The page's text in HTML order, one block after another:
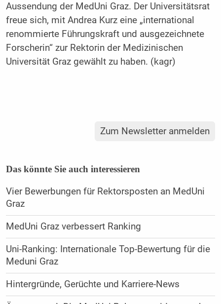
Aussendung der MedUni Graz. Der Universitätsrat
freue sich, mit Andrea Kurz eine „international
renommierte Führungskraft und ausgezeichnete
Forscherin“ zur Rektorin der Medizinischen
Universität Graz gewählt zu haben. (kagr)
Zum Newsletter anmelden
Das könnte Sie auch interessieren
Vier Bewerbungen für Rektorsposten an MedUni
Graz
MedUni Graz verbessert Ranking
Uni-Ranking: Internationale Top-Bewertung für die
Meduni Graz
Hintergründe, Gerüchte und Karriere-News